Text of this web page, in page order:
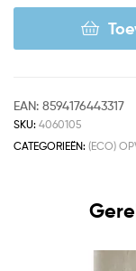
EAN: 8594176443317
SKU: 4060105
CATEGORIEËN: (ECO)